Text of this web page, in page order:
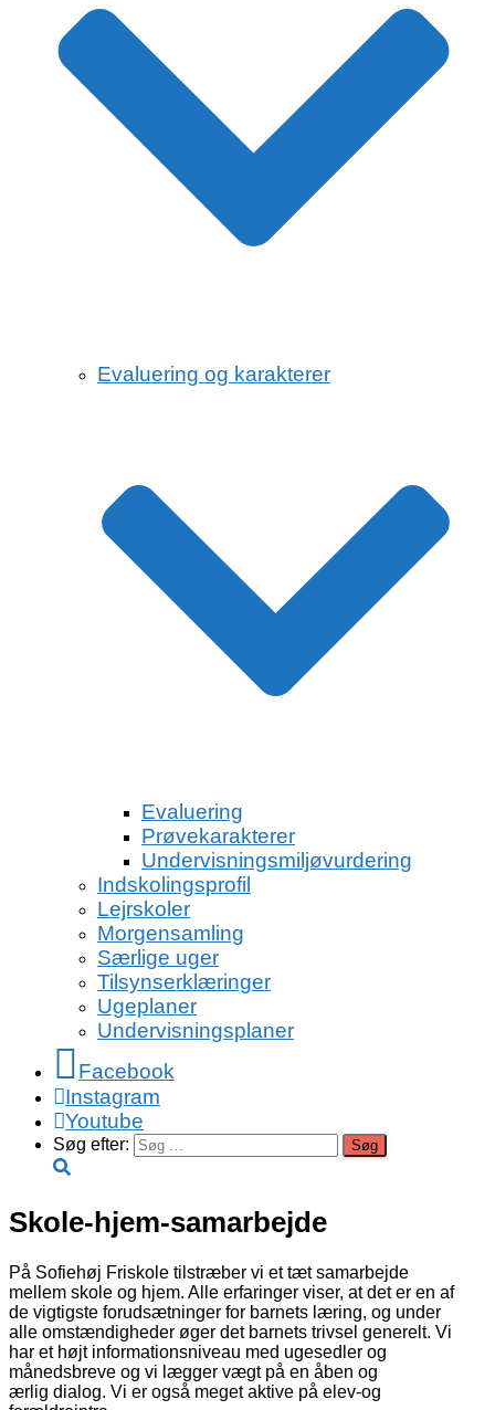
Evaluering og karakterer
Evaluering
Prøvekarakterer
Undervisningsmiljøvurdering
Indskolingsprofil
Lejrskoler
Morgensamling
Særlige uger
Tilsynserklæringer
Ugeplaner
Undervisningsplaner
Facebook
Instagram
Youtube
Søg efter:
Skole-hjem-samarbejde
På Sofiehøj Friskole tilstræber vi et tæt samarbejde
mellem skole og hjem. Alle erfaringer viser, at det er en af
de vigtigste forudsætninger for barnets læring, og under
alle omstændigheder øger det barnets trivsel generelt. Vi
har et højt informationsniveau med ugesedler og
månedsbreve og vi lægger vægt på en åben og
ærlig dialog. Vi er også meget aktive på elev-og